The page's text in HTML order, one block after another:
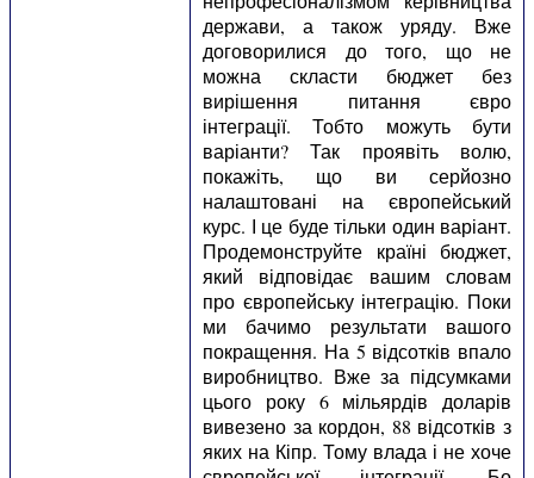
держави, а також уряду. Вже
договорилися до того, що не
можна скласти бюджет без
вирішення питання євро
інтеграції. Тобто можуть бути
варіанти? Так проявіть волю,
покажіть, що ви серйозно
налаштовані на європейський
курс. І це буде тільки один варіант.
Продемонструйте країні бюджет,
який відповідає вашим словам
про європейську інтеграцію. Поки
ми бачимо результати вашого
покращення. На 5 відсотків впало
виробництво. Вже за підсумками
цього року 6 мільярдів доларів
вивезено за кордон, 88 відсотків з
яких на Кіпр. Тому влада і не хоче